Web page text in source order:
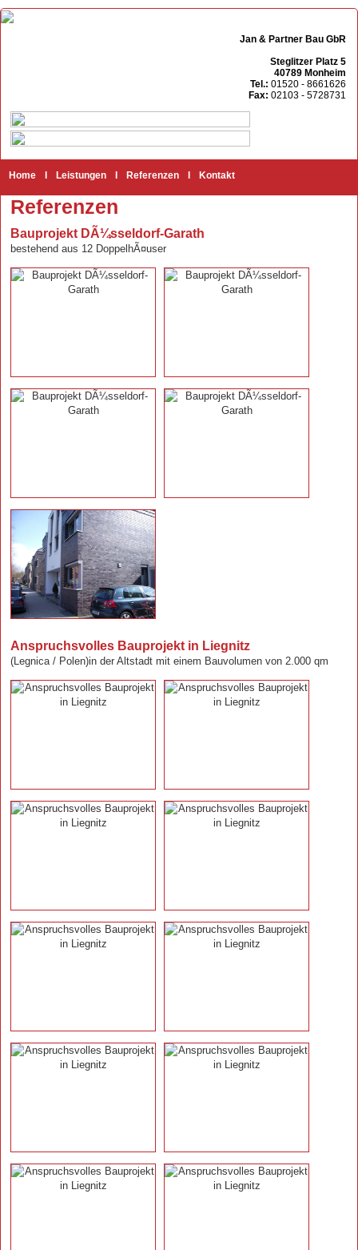
Jan & Partner Bau GbR
Steglitzer Platz 5
40789 Monheim
Tel.: 01520 - 8661626
Fax: 02103 - 5728731
Home Leistungen Referenzen Kontakt
Referenzen
Bauprojekt DÃ¼sseldorf-Garath
bestehend aus 12 DoppelhÃ¤user
Anspruchsvolles Bauprojekt in Liegnitz
(Legnica / Polen)in der Altstadt mit einem Bauvolumen von 2.000 qm